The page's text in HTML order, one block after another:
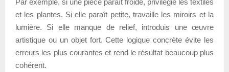
et les plantes. Si elle paraît petite, travaille les miroirs et la
lumière. Si elle manque de relief, introduis une œuvre
artistique ou un objet fort. Cette logique concrète évite les
erreurs les plus courantes et rend le résultat beaucoup plus
cohérent.